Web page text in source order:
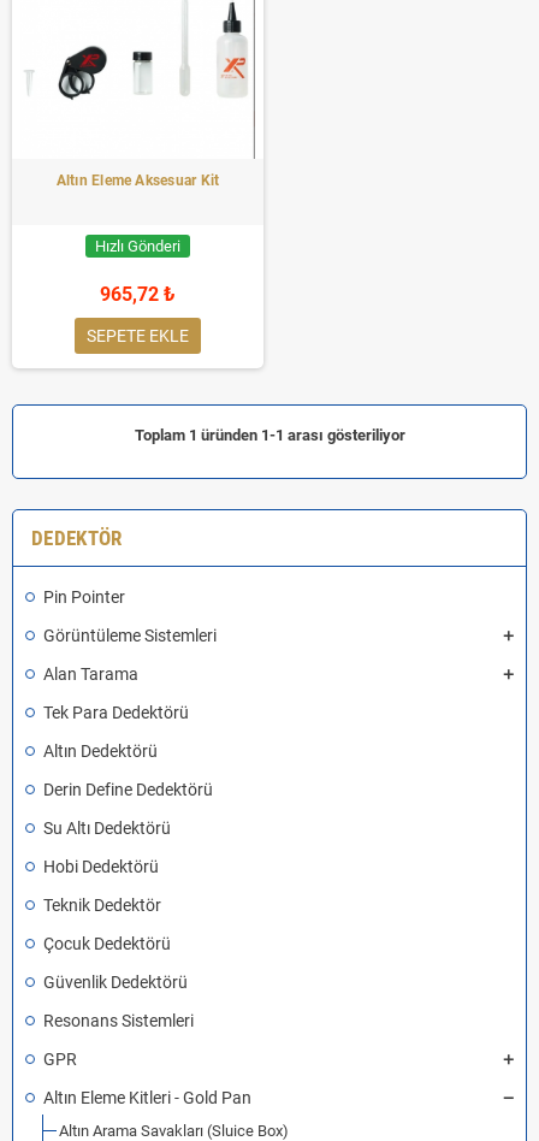
DEDEKTÖR
Pin Pointer
Görüntüleme Sistemleri
Alan Tarama
Tek Para Dedektörü
Altın Dedektörü
Derin Define Dedektörü
Su Altı Dedektörü
Hobi Dedektörü
Teknik Dedektör
Çocuk Dedektörü
Güvenlik Dedektörü
Resonans Sistemleri
GPR
Altın Eleme Kitleri - Gold Pan
Altın Arama Savakları (Sluice Box)
Altın Eleme Aksesuar Kit
Hızlı Gönderi
965,72 ₺
SEPETE EKLE
Toplam 1 üründen 1-1 arası gösteriliyor